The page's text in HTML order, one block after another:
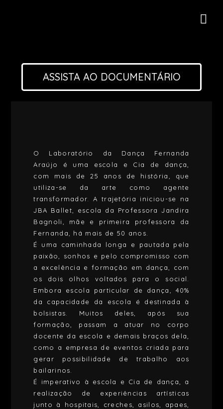
ASSISTA AO DOCUMENTÁRIO
O Laboratório da Dança Fernanda
Araújo é uma escola e Cia de dança,
com mais de 25 anos de história, que
utiliza-se da arte como agente
transformador. A trajetória iniciou-se na
JBA Ballet, escola da Professora Jandira
Bagnoli, mãe e primeira professora da
Fernanda, há mais de 50 anos.
É uma caminhada longa e pautada pela
paixão, sonhos e pelo compromisso com
a excelência e formação em dança, com
os dois olhos voltados para o social.
Embora escola particular de dança, 40%
da capacidade da escola é destinada à
bolsistas. Muitos deles, após sua
formação, passam a atuar no corpo
docente da escola e demais braços dela,
como a empresa de eventos criada para
gerar possibilidade de trabalho aos
bailarinos.
É imperativo à escola e Cia de dança, a
realização de experiências artísticas
junto à hospitais, creches, asilos, apaes,